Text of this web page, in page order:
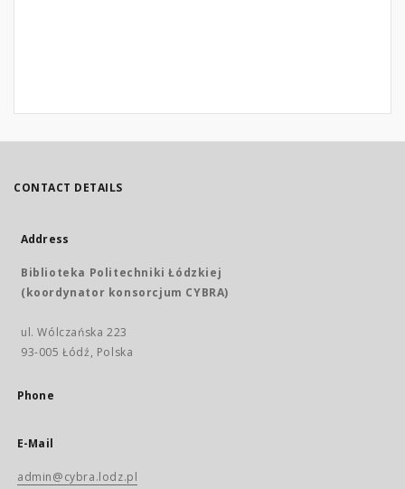
CONTACT DETAILS
Address
Biblioteka Politechniki Łódzkiej
(koordynator konsorcjum CYBRA)
ul. Wólczańska 223
93-005 Łódź, Polska
Phone
E-Mail
admin@cybra.lodz.pl